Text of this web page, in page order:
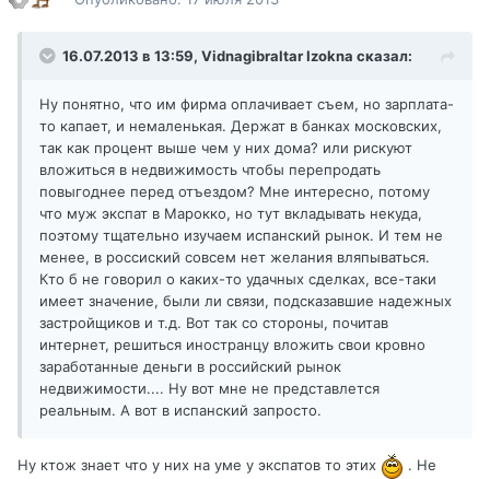
16.07.2013 в 13:59, Vidnagibraltar Izokna сказал:
Ну понятно, что им фирма оплачивает съем, но зарплата-
то капает, и немаленькая. Держат в банках московских,
так как процент выше чем у них дома? или рискуют
вложиться в недвижимость чтобы перепродать
повыгоднее перед отъездом? Мне интересно, потому
что муж экспат в Марокко, но тут вкладывать некуда,
поэтому тщательно изучаем испанский рынок. И тем не
менее, в россиский совсем нет желания вляпываться.
Кто б не говорил о каких-то удачных сделках, все-таки
имеет значение, были ли связи, подсказавшие надежных
застройщиков и т.д. Вот так со стороны, почитав
интернет, решиться иностранцу вложить свои кровно
заработанные деньги в российский рынок
недвижимости.... Ну вот мне не представлется
реальным. А вот в испанский запросто.
Ну ктож знает что у них на уме у экспатов то этих
. Не